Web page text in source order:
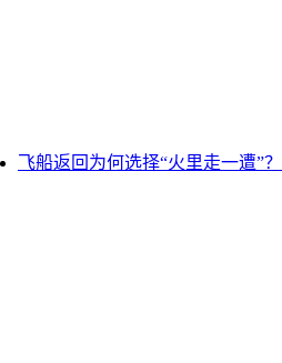
飞船返回为何选择“火里走一遭”？